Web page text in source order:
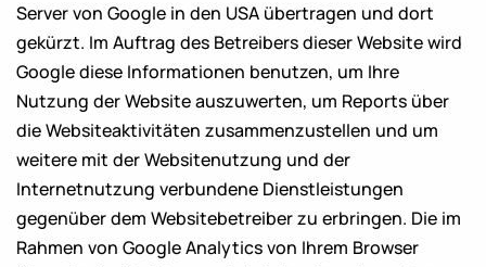
Server von Google in den USA übertragen und dort
gekürzt. Im Auftrag des Betreibers dieser Website wird
Google diese Informationen benutzen, um Ihre
Nutzung der Website auszuwerten, um Reports über
die Websiteaktivitäten zusammenzustellen und um
weitere mit der Websitenutzung und der
Internetnutzung verbundene Dienstleistungen
gegenüber dem Websitebetreiber zu erbringen. Die im
Rahmen von Google Analytics von Ihrem Browser